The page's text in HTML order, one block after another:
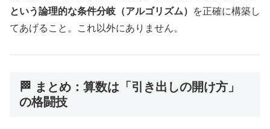
という論理的な条件分岐（アルゴリズム）
を正確に構築し
てあげること。これ以外にありません。
🏁 まとめ：算数は「引き出しの開け方」
の格闘技